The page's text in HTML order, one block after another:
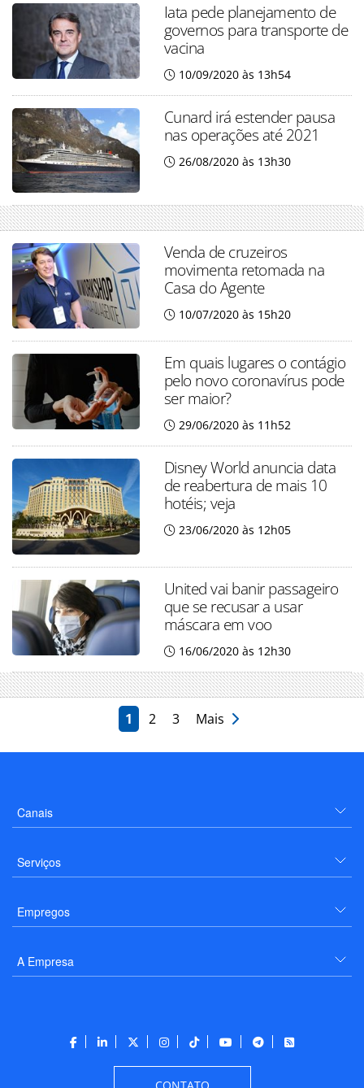
Iata pede planejamento de
governos para transporte de
vacina
10/09/2020 às 13h54
Cunard irá estender pausa
nas operações até 2021
26/08/2020 às 13h30
Venda de cruzeiros
movimenta retomada na
Casa do Agente
10/07/2020 às 15h20
Em quais lugares o contágio
pelo novo coronavírus pode
ser maior?
29/06/2020 às 11h52
Disney World anuncia data
de reabertura de mais 10
hotéis; veja
23/06/2020 às 12h05
United vai banir passageiro
que se recusar a usar
máscara em voo
16/06/2020 às 12h30
1 2 3 Mais
Canais
Serviços
Empregos
A Empresa